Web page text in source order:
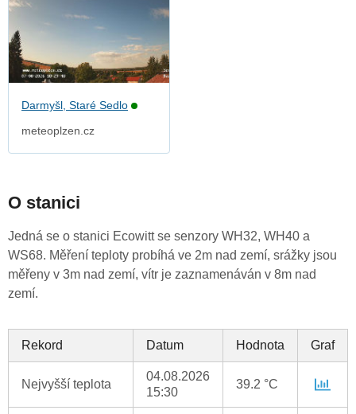
Darmyšl, Staré Sedlo
meteoplzen.cz
O stanici
Jedná se o stanici Ecowitt se senzory WH32, WH40 a
WS68. Měření teploty probíhá ve 2m nad zemí, srážky jsou
měřeny v 3m nad zemí, vítr je zaznamenáván v 8m nad
zemí.
Rekord Datum Hodnota Graf
Nejvyšší teplota
04.08.2026
15:30
39.2 °C